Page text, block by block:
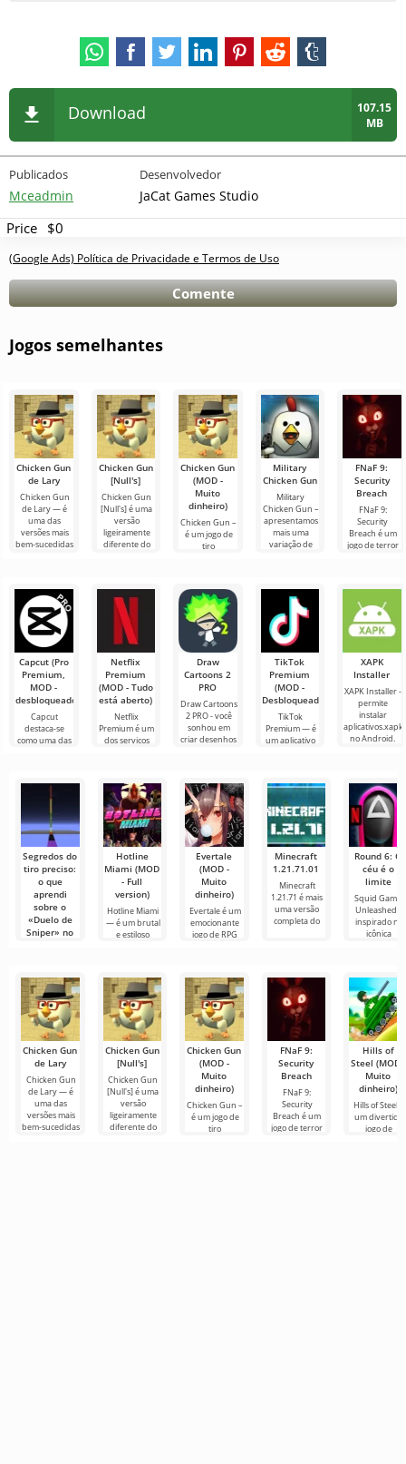
Download
107.15
MB
Publicados
Mceadmin
Desenvolvedor
JaCat Games Studio
Price $0
(Google Ads) Política de Privacidade e Termos de Uso
Comente
Jogos semelhantes
Chicken Gun
de Lary
Chicken Gun
de Lary — é
uma das
versões mais
bem-sucedidas
Chicken Gun
[Null's]
Chicken Gun
[Null's] é uma
versão
ligeiramente
diferente do
Chicken Gun
(MOD -
Muito
dinheiro)
Chicken Gun –
é um jogo de
tiro
se tornou
popular em
todo o
Military
Chicken Gun
Military
Chicken Gun –
apresentamos
mais uma
variação de
FNaF 9:
Security
Breach
FNaF 9:
Security
Breach é um
jogo de terror
conforto
Capcut (Pro
Premium,
MOD -
desbloqueado)
Capcut
destaca-se
como uma das
para edição de
vídeo,
garantindo um
Netflix
Premium
(MOD - Tudo
está aberto)
Netflix
Premium é um
dos serviços
programas de
TV em
Draw
Cartoons 2
PRO
Draw Cartoons
2 PRO - você
sonhou em
criar desenhos
até
TikTok
Premium
(MOD -
Desbloqueado)
TikTok
Premium — é
um aplicativo
outros
usuários ou
encontrar
XAPK
Installer
XAPK Installer -
permite
instalar
aplicativos.xapk
no Android.
Segredos do
tiro preciso:
o que
aprendi
sobre o
«Duelo de
Sniper» no
decidi vestir
um jaleco
Hotline
Miami (MOD
- Full
version)
Hotline Miami
— é um brutal
e estiloso
Evertale
(MOD -
Muito
dinheiro)
Evertale é um
emocionante
jogo de RPG
Minecraft
1.21.71.01
Minecraft
1.21.71 é mais
uma versão
completa do
Round 6: O
céu é o
limite
Squid Game:
Unleashed é
inspirado na
icônica
Chicken Gun
de Lary
Chicken Gun
de Lary — é
uma das
versões mais
bem-sucedidas
Chicken Gun
[Null's]
Chicken Gun
[Null's] é uma
versão
ligeiramente
diferente do
Chicken Gun
(MOD -
Muito
dinheiro)
Chicken Gun –
é um jogo de
tiro
FNaF 9:
Security
Breach
FNaF 9:
Security
Breach é um
jogo de terror
Hills of
Steel (MOD -
Muito
dinheiro)
Hills of Steel é
um divertido
jogo de